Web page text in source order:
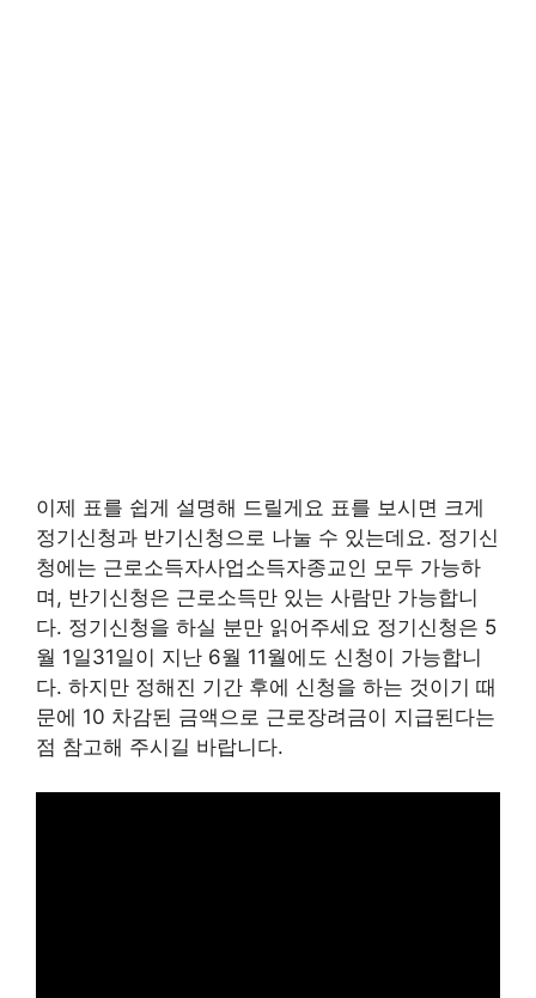
이제 표를 쉽게 설명해 드릴게요 표를 보시면 크게
정기신청과 반기신청으로 나눌 수 있는데요. 정기신
청에는 근로소득자사업소득자종교인 모두 가능하
며, 반기신청은 근로소득만 있는 사람만 가능합니
다. 정기신청을 하실 분만 읽어주세요 정기신청은 5
월 1일31일이 지난 6월 11월에도 신청이 가능합니
다. 하지만 정해진 기간 후에 신청을 하는 것이기 때
문에 10 차감된 금액으로 근로장려금이 지급된다는
점 참고해 주시길 바랍니다.